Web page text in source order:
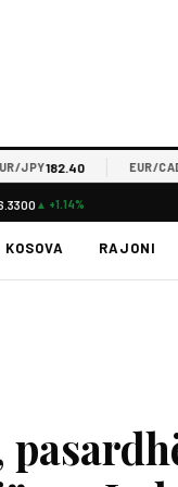
182.40 EUR/CAD
▲ +1.14%
KOSOVA RAJONI